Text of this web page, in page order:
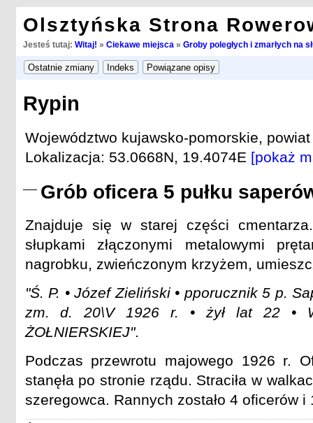
Olsztyńska Strona
Jesteś tutaj: Witaj! » Ciekawe miejsca » Groby poległych i zmarłych na
Rypin
Województwo kujawsko-pomorskie,
Lokalizacja: 53.0668N, 19.4074E [pokaż
Grób oficera 5 pułku
Znajduje się w starej części
słupkami złączonymi metalowymi
nagrobku, zwieńczonym krzyżem,
"Ś. P. • Józef Zieliński • pporucznik 5 p.
zm. d. 20\V 1926 r. • żył lat 22 •
ŻOŁNIERSKIEJ".
Podczas przewrotu majowego 1926 r.
stanęła po stronie rządu. Straciła w
szeregowca. Rannych zostało 4 oficerów i